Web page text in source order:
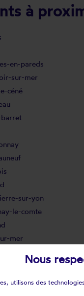
à
en-pareds
sur-mer
céné
sur-yon
le-comte
mer
giraud
hermier
Nous
utilisons des